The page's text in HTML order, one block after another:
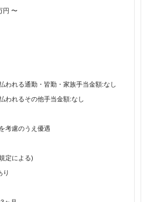
円 〜
われる通勤・皆勤・家族手当金額:なし
われるその他手当金額:なし
考慮のうえ優遇
定による)
り